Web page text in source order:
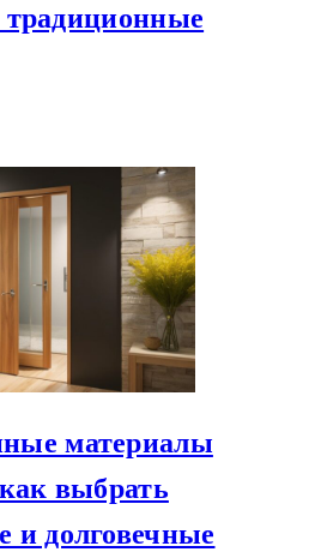
традиционные
материалы
выбрать
и долговечные